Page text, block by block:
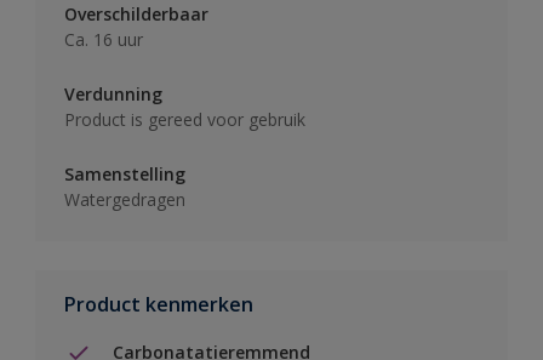
Overschilderbaar
Ca. 16 uur
Verdunning
Product is gereed voor gebruik
Samenstelling
Watergedragen
Product kenmerken
Carbonatatieremmend